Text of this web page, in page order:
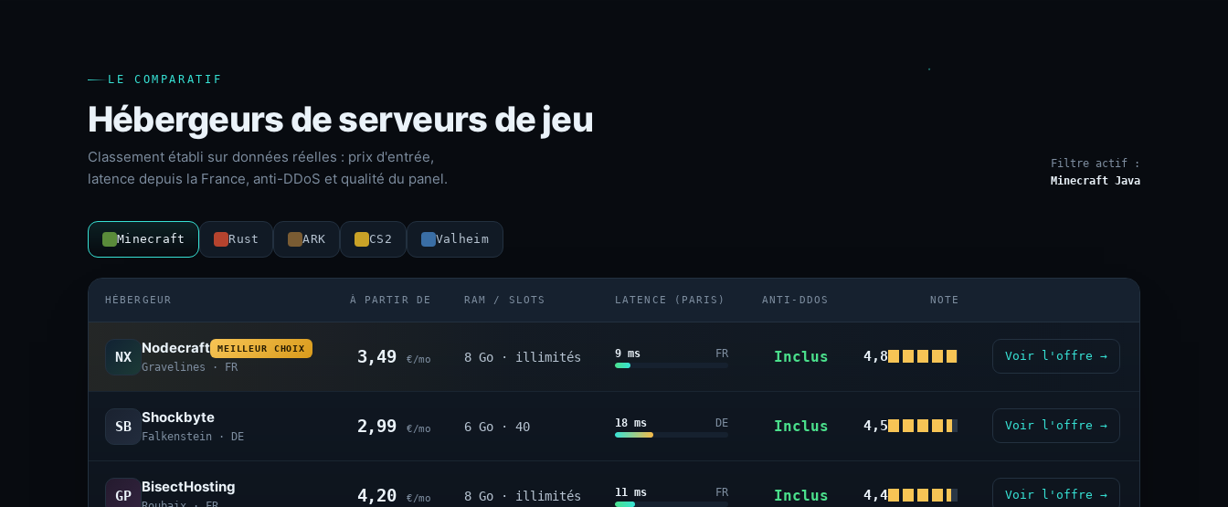
LE COMPARATIF
Hébergeurs de serveurs de jeu
Classement établi sur données réelles : prix d'entrée,
latence depuis la France, anti-DDoS et qualité du panel.
Filtre actif :
Minecraft Java
Minecraft Rust ARK CS2 Valheim
HÉBERGEUR À PARTIR DE RAM / SLOTS LATENCE (PARIS) ANTI-DDOS NOTE
NX
Nodecraft MEILLEUR CHOIX
Gravelines · FR
3,49 €/mo 8 Go · illimités 9 ms FR Inclus 4,8 Voir l'offre →
SB
Shockbyte
Falkenstein · DE
2,99 €/mo 6 Go · 40 18 ms DE Inclus 4,5 Voir l'offre →
GP
BisectHosting 4,20 €/mo 8 Go · illimités 11 ms FR Inclus 4,4 Voir l'offre →